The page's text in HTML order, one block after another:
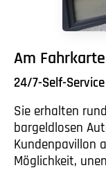
Am
24/7-Self-Service
Sie erhalten
bargeldlosen
Kundenpavillon
Möglichkeit,